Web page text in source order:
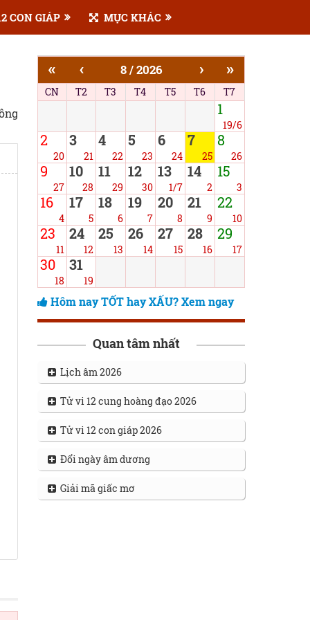
CON GIÁP MỤC KHÁC
« ‹ 8 / 2026 › »
CN T2 T3 T4 T5 T6 T7
1
19/6
2
20
3
21
4
22
5
23
6
24
7
25
8
26
9
27
10
28
11
29
12
30
13
1/7
14
2
15
3
16
4
17
5
18
6
19
7
20
8
21
9
22
10
23
11
24
12
25
13
26
14
27
15
28
16
29
17
30
18
31
19
Hôm nay TỐT hay XẤU? Xem ngay
Quan tâm nhất
Lịch âm 2026
Tử vi 12 cung hoàng đạo 2026
Tử vi 12 con giáp 2026
Đổi ngày âm dương
Giải mã giấc mơ